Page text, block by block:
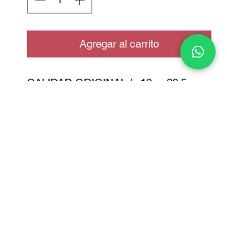
Agregar al carrito
CALIDAD ORIGINAL / a12 - a32 5g